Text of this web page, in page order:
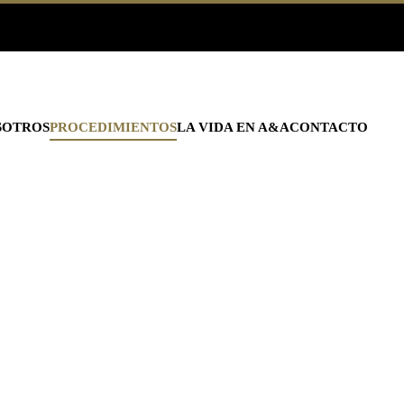
PROCEDIMIENTOSLA VIDA EN A&ACONTACTO